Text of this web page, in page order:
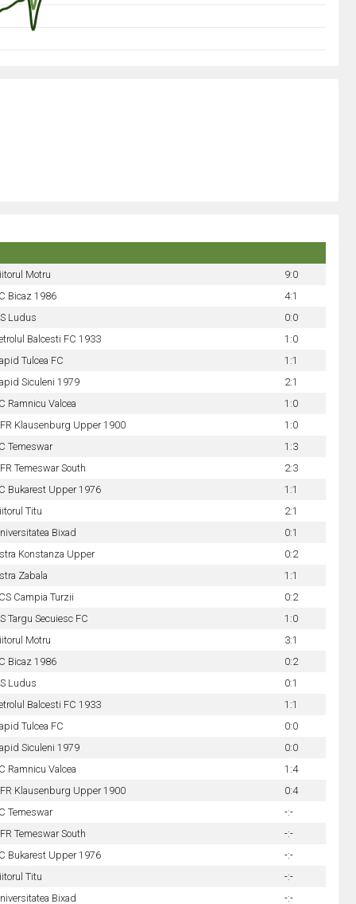
Motru
9:0
Bicaz 1986
4:1
Ludus
0:0
Balcesti FC 1933
1:0
Tulcea FC
1:1
Siculeni 1979
2:1
Ramnicu Valcea
1:0
Klausenburg Upper 1900
1:0
Temeswar
1:3
Temeswar South
2:3
Bukarest Upper 1976
1:1
Titu
2:1
Bixad
0:1
Konstanza Upper
0:2
Zabala
1:1
Campia Turzii
0:2
Targu Secuiesc FC
1:0
Motru
3:1
Bicaz 1986
0:2
Ludus
0:1
Balcesti FC 1933
1:1
Tulcea FC
0:0
Siculeni 1979
0:0
Ramnicu Valcea
1:4
Klausenburg Upper 1900
0:4
Temeswar
-:-
Temeswar South
-:-
Bukarest Upper 1976
-:-
Titu
-:-
Bixad
-:-